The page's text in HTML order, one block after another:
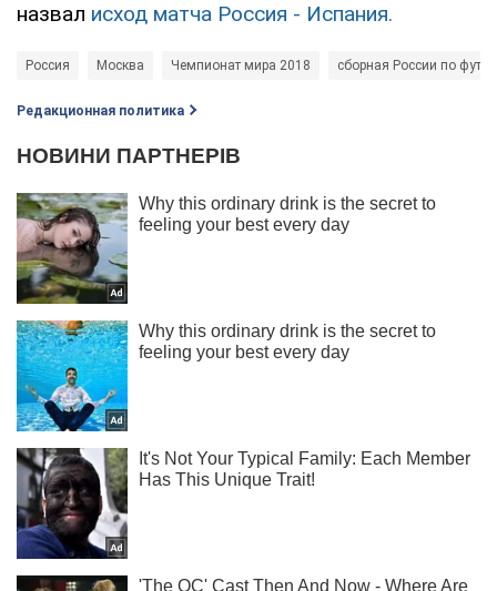
назвал исход матча Россия - Испания.
Россия Москва Чемпионат мира 2018 сборная России по
Редакционная политика